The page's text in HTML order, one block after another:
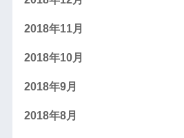
2018年11月
2018年10月
2018年9月
2018年8月